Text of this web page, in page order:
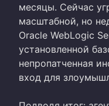
месяцы. Сейчас
масштабной, но
Oracle WebLogic
установленной
непропатченная
вход для